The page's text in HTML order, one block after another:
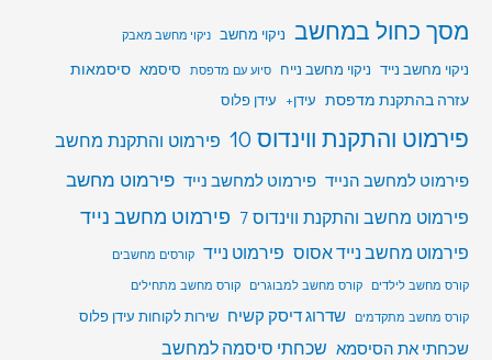
מסך כחול במחשב ניקוי מחשב ניקוי מחשב מאבק
ניקוי מחשב נייד ניקוי מחשב נייח סיוע עם מדפסת סיסמא סיסמאות
עזרה בהתקנת מדפסת עידן+ עידן פלוס
פירמוט והתקנת ווינדוס 10 פירמוט והתקנת מחשב
פירמוט למחשב הנייד פירמוט למחשב נייד פירמוט מחשב
פירמוט מחשב והתקנת ווינדוס 7
פירמוט מחשב נייד
פירמוט מחשב נייד אסוס פירמוט נייד קורסים מחשבים
קורס מחשב לילדים
קורס מחשב למבוגרים
קורס מחשב מתחילים
קורס מחשב מתקדמים
שדרוג דיסק קשיח שירות לקוחות עידן פלוס
שכחתי את הסיסמא שכחתי סיסמה למחשב